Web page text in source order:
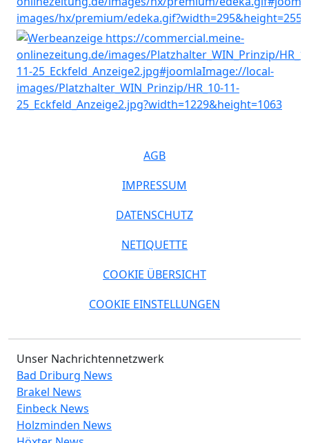
AGB
IMPRESSUM
DATENSCHUTZ
NETIQUETTE
COOKIE ÜBERSICHT
COOKIE EINSTELLUNGEN
Unser Nachrichtennetzwerk
Bad Driburg News
Brakel News
Einbeck News
Holzminden News